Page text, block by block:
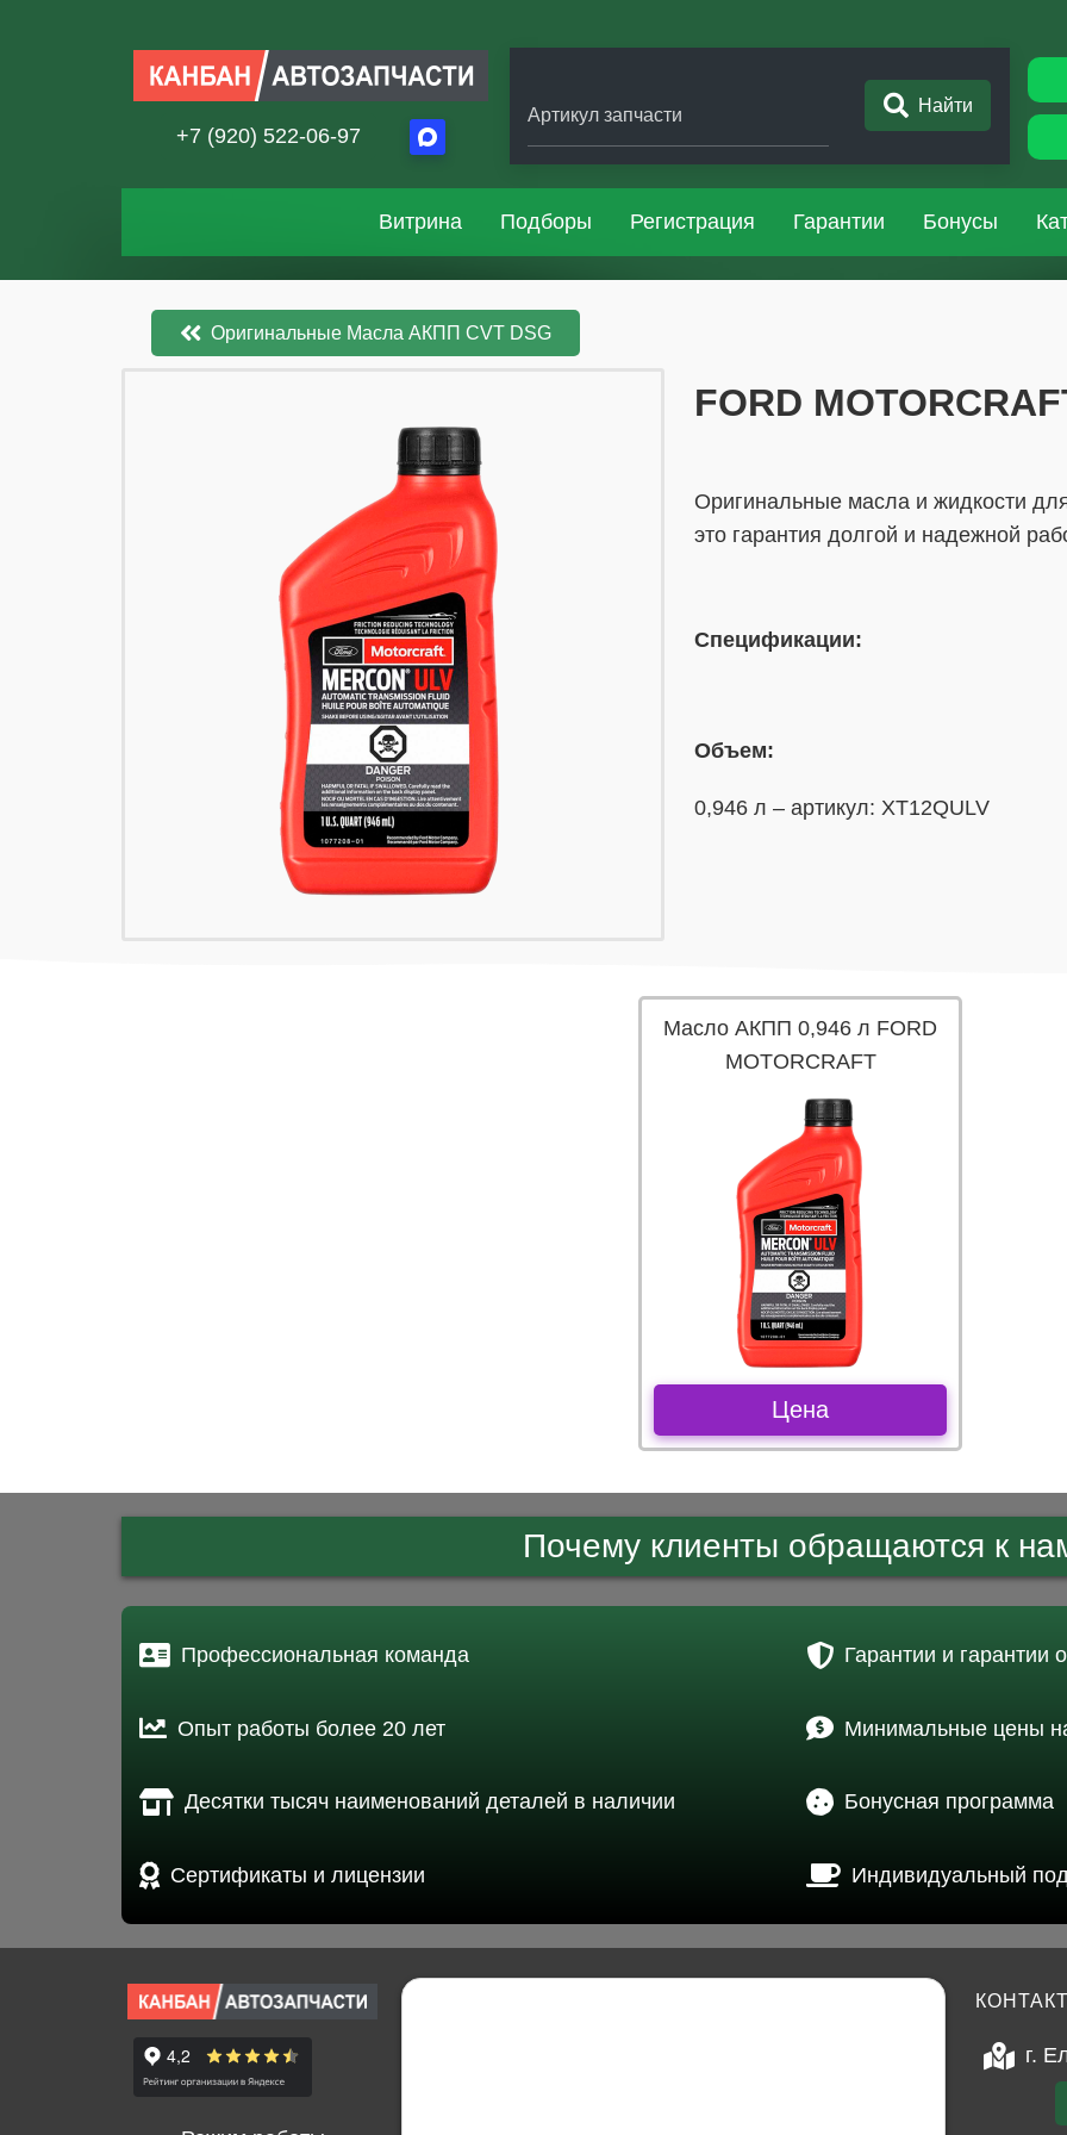
+7 (920) 522-06-97
Артикул запчасти Найти
Витрина Подборы Регистрация Гарантии Бонусы
Оригинальные Масла АКПП CVT DSG
​​​​FORD
Оригинальные масла и жидкости
это гарантия долгой и надежной
Спецификации:
Объем:
0,946 л – артикул: XT12QULV
Масло АКПП 0,946 л FORD
MOTORCRAFT
Цена
Почему клиенты обращаются к
Профессиональная команда
Опыт работы более 20 лет
Десятки тысяч наименований деталей в наличии
Сертификаты и лицензии
Гарантии и гарантии
Минимальные цены
Бонусная программа
Индивидуальный
г.